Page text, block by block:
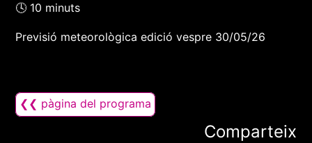
🕓 10 minuts
Previsió meteorològica edició vespre 30/05/26
❮❮ pàgina del programa
Comparteix